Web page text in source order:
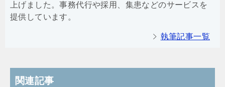
上げました。事務代行や採用、集患などのサービスを
提供しています。
執筆記事一覧
関連記事